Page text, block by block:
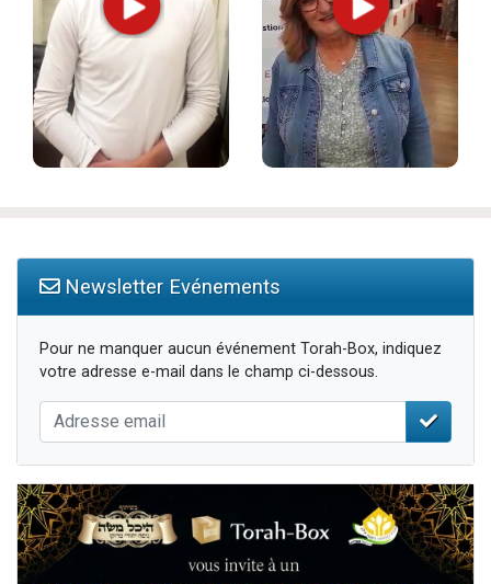
Newsletter Evénements
Pour ne manquer aucun événement Torah-Box, indiquez
votre adresse e-mail dans le champ ci-dessous.